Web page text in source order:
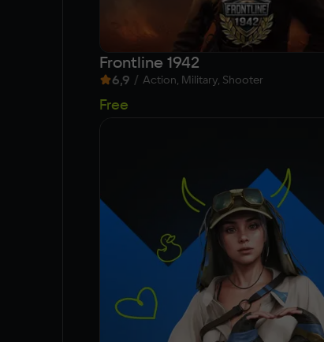
Frontline 1942
6,9 / Action, Military, Shooter
Free